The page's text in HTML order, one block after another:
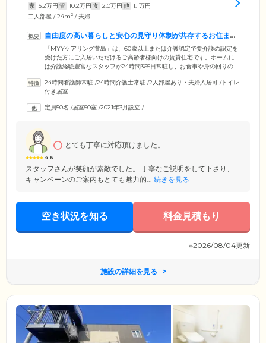
家 5.2万円 管 10.2万円 食 2.0万円 他 1.1万円
二人部屋 / 24m2 / 夫婦
自由度の高い暮らしと安心の見守り体制が共存するお住まい
です
「MYYケアリング萱島」は、60歳以上または介護認定で要介護の認定を
受けた方にご入居いただけるご高齢者様向けの賃貸住宅です。ホームに
は介護経験豊富なスタッフが24時間365日常駐し、お食事や身の回りのサ
ホームは介護施設ではなく賃貸住宅なので、一日の過ごし方や外出など
にとくに制約はありません。安心の見守りを受けながら、自由気ままに
本線「萱島」駅から徒歩9分とアクセス良好。ご家族様やご友人様も、お
24時間看護師常駐 /24時間介護士常駐 /2人部屋あり・夫婦入居可 /トイレ
付き居室
定員50名 /居室50室 /2021年3月設立 /
4.6
とても丁寧に対応頂けました。
スタッフさんが笑顔が素敵でした。 丁寧なご説明をして下さり、
キャンペーンのご案内もとても魅力的... 続きを見る
空き状況を知る 料金見積もり
※2026/08/04更新
施設の詳細を見る